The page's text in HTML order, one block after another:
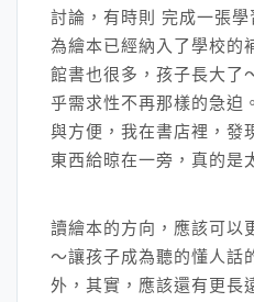
討論，有時則 完成一張
為繪本已經納入了學校的
館書也很多，孩子長大了
乎需求性不再那樣的急迫
與方便，我在書店裡，發
東西給晾在一旁，真的是
讀繪本的方向，應該可以
～讓孩子成為聽的懂人話
外，其實，應該還有更長